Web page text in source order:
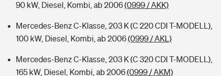
90 kW, Diesel, Kombi, ab 2006(0999 / AKK)
Mercedes-Benz C-Klasse, 203 K (C 220 CDI T-MODELL),
100 kW, Diesel, Kombi, ab 2006(0999 / AKL)
Mercedes-Benz C-Klasse, 203 K (C 320 CDI T-MODELL),
165 kW, Diesel, Kombi, ab 2006(0999 / AKM)